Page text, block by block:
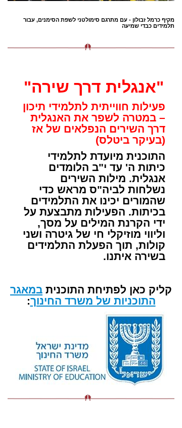
מקיף כרמל זבולון - עם מתרגם סימולטני לשפת הסימנים, עבור
תלמידים כבדי שמיעה
"אנגלית דרך שירה"
פעילות חווייתית לתלמידי תיכון
– במטרה לשפר את האנגלית
דרך השירים הנפלאים של אז
(בעיקר ביטלס)
התוכנית מיועדת לתלמידי
כיתות ה' עד י"ב הלומדים
אנגלית. מילות השירים
נשלחות לביה"ס מראש כדי
שהמורים יכינו את התלמידים
בכיתות. הפעילות מתבצעת על
ידי הקרנת המילים על מסך,
וליווי מוזיקלי חי של גיטרה ושני
קולות, תוך הפעלת התלמידים
בשירה איתנו.
קליק כאן לפתיחת התוכנית במאגר
התוכניות של משרד החינוך: